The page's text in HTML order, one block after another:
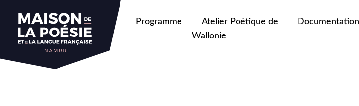
Programme
Atelier Poétique de
Wallonie
Documentation